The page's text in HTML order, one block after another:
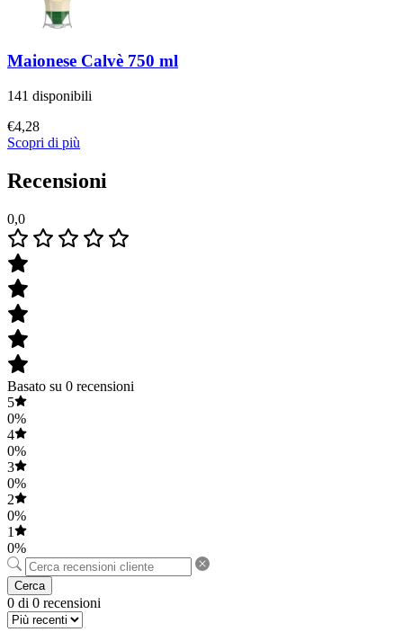
Maionese Calvè 750 ml
141 disponibili
€4,28
Scopri di più
Recensioni
0,0
Basato su 0 recensioni
5
0%
4
0%
3
0%
2
0%
1
0%
Cerca
0 di 0 recensioni